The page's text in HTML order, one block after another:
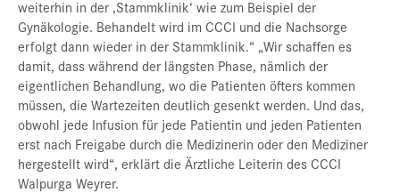
weiterhin in der ‚Stammklinik‘ wie zum Beispiel der
Gynäkologie. Behandelt wird im CCCI und die Nachsorge
erfolgt dann wieder in der Stammklinik.“ „Wir schaffen es
damit, dass während der längsten Phase, nämlich der
eigentlichen Behandlung, wo die Patienten öfters kommen
müssen, die Wartezeiten deutlich gesenkt werden. Und das,
obwohl jede Infusion für jede Patientin und jeden Patienten
erst nach Freigabe durch die Medizinerin oder den Mediziner
hergestellt wird“, erklärt die Ärztliche Leiterin des CCCI
Walpurga Weyrer.